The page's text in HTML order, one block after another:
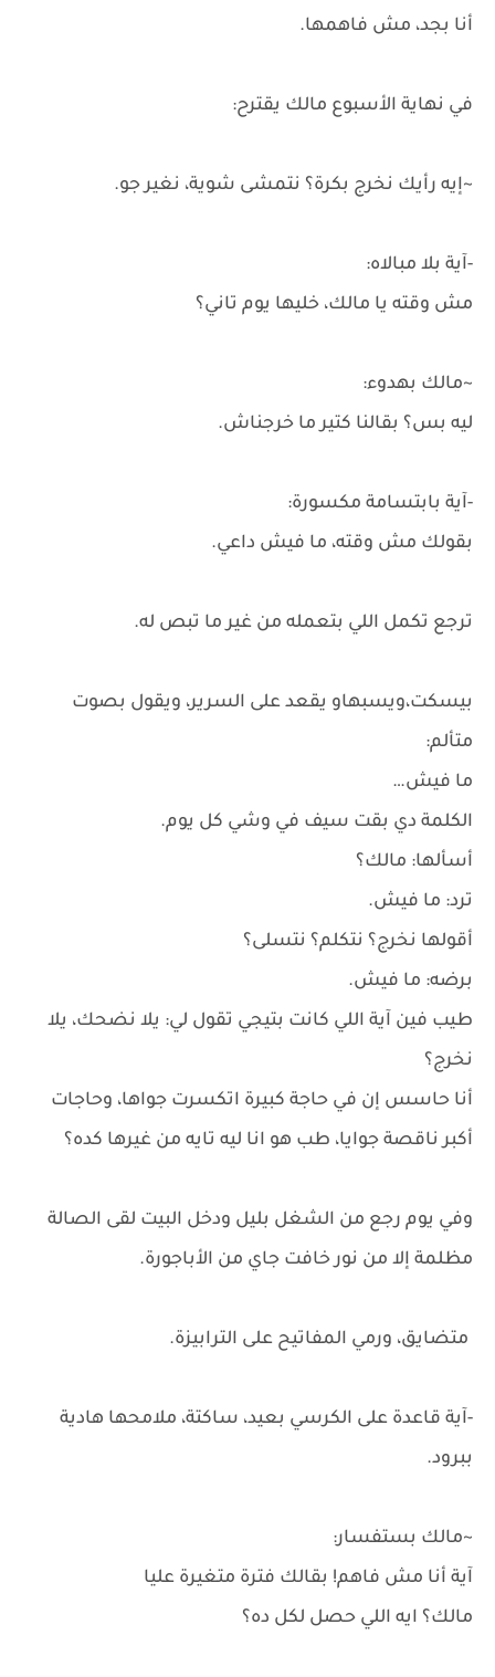
أنا بجد، مش فاهمها.
في نهاية الأسبوع مالك يقترح:
~إيه رأيك نخرج بكرة؟ نتمشى شوية، نغير جو.
-آية بلا مبالاه:
مش وقته يا مالك، خليها يوم تاني؟
~مالك بهدوء:
ليه بس؟ بقالنا كتير ما خرجناش.
-آية بابتسامة مكسورة:
بقولك مش وقته، ما فيش داعي.
ترجع تكمل اللي بتعمله من غير ما تبص له.
بيسكت،ويسبهاو يقعد على السرير، ويقول بصوت
متألم:
ما فيش…
الكلمة دي بقت سيف في وشي كل يوم.
أسألها: مالك؟
ترد: ما فيش.
أقولها نخرج؟ نتكلم؟ نتسلى؟
برضه: ما فيش.
طيب فين آية اللي كانت بتيجي تقول لي: يلا نضحك، يلا
نخرج؟
أنا حاسس إن في حاجة كبيرة اتكسرت جواها، وحاجات
أكبر ناقصة جوايا، طب هو انا ليه تايه من غيرها كده؟
وفي يوم رجع من الشغل بليل ودخل البيت لقى الصالة
مظلمة إلا من نور خافت جاي من الأباجورة.
متضايق، ورمي المفاتيح على الترابيزة.
-آية قاعدة على الكرسي بعيد، ساكتة، ملامحها هادية
ببرود.
~مالك بستفسار:
آية أنا مش فاهم! بقالك فترة متغيرة عليا
مالك؟ ايه اللي حصل لكل ده؟